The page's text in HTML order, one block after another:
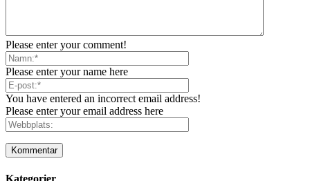
Please enter your comment!
Please enter your name here
You have entered an incorrect email address!
Please enter your email address here
Kategorier